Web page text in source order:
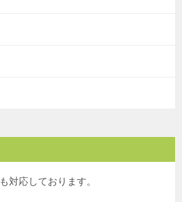
も対応しております。